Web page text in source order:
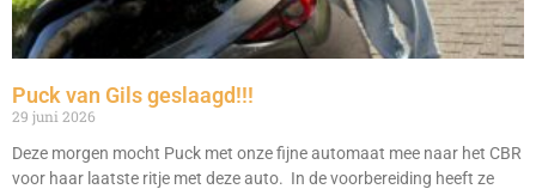
Puck van Gils geslaagd!!!
29 juni 2026
Deze morgen mocht Puck met onze fijne automaat mee naar het CBR
voor haar laatste ritje met deze auto. In de voorbereiding heeft ze